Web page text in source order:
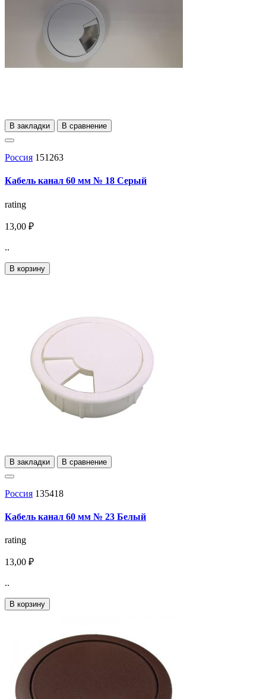
В закладки В сравнение
Россия 151263
Кабель канал 60 мм № 18 Серый
rating
13,00 ₽
..
В корзину
В закладки В сравнение
Россия 135418
Кабель канал 60 мм № 23 Белый
rating
13,00 ₽
..
В корзину